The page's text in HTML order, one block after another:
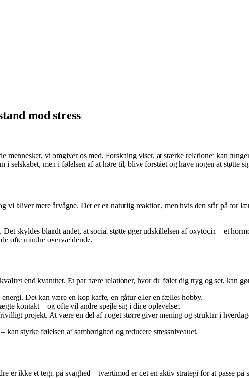
mod stress
mennesker, vi omgiver os med. Forskning viser, at stærke relationer kan
selskabet, men i følelsen af at høre til, blive forstået og have nogen at støtte
vi bliver mere årvågne. Det er en naturlig reaktion, men hvis den står på for
skyldes blandt andet, at social støtte øger udskillelsen af oxytocin – et
ofte mindre overvældende.
end kvantitet. Et par nære relationer, hvor du føler dig tryg og set, kan
Det kan være en kop kaffe, en gåtur eller en fælles hobby.
kontakt – og ofte vil andre spejle sig i dine oplevelser.
projekt. At være en del af noget større giver mening og struktur i
kan styrke følelsen af samhørighed og reducere stressniveauet.
er ikke et tegn på svaghed – tværtimod er det en aktiv strategi for at passe på